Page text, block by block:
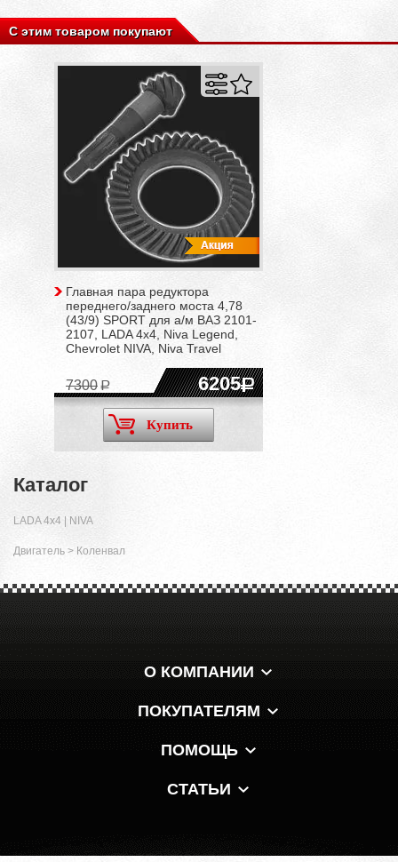
С этим товаром покупают
Главная пара редуктора
переднего/заднего моста 4,78
(43/9) SPORT для а/м ВАЗ 2101-
2107, LADA 4x4, Niva Legend,
Chevrolet NIVA, Niva Travel
6205
7300
Купить
Каталог
LADA 4x4 | NIVA
Двигатель > Коленвал
О КОМПАНИИ
ПОКУПАТЕЛЯМ
ПОМОЩЬ
СТАТЬИ